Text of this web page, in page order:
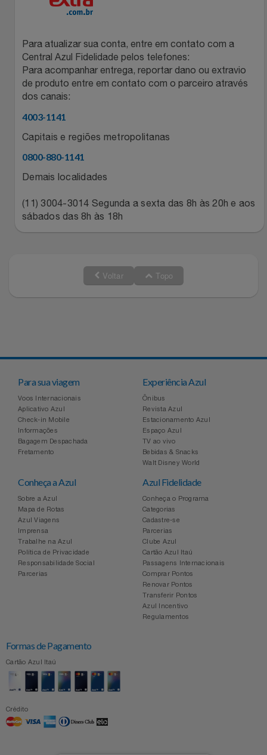
Saúde E Bem-Estar
Vestuário
The Bar
Top Store
Três Corações
Para atualizar sua conta, entre em contato com a
Central Azul Fidelidade pelos telefones:
Para acompanhar entrega, reportar dano ou extravio
de produto entre em contato com o parceiro através
dos canais:
4003-1141
Capitais e regiões metropolitanas
0800-880-1141
Demais localidades
(11) 3004-3014 Segunda a sexta das 8h às 20h e aos
sábados das 8h às 18h
Voltar Topo
Para sua viagem
Voos Internacionais
Aplicativo Azul
Check-in Mobile
Informações
Bagagem Despachada
Fretamento
Experiência Azul
Ônibus
Revista Azul
Estacionamento Azul
Espaço Azul
TV ao vivo
Bebidas & Snacks
Walt Disney World
Conheça a Azul
Sobre a Azul
Mapa de Rotas
Azul Viagens
Imprensa
Trabalhe na Azul
Política de Privacidade
Responsabilidade Social
Parcerias
Azul Fidelidade
Conheça o Programa
Categorias
Cadastre-se
Parcerias
Clube Azul
Cartão Azul Itaú
Passagens Internacionais
Comprar Pontos
Renovar Pontos
Transferir Pontos
Azul Incentivo
Regulamentos
Formas de Pagamento
Cartão Azul Itaú
Crédito